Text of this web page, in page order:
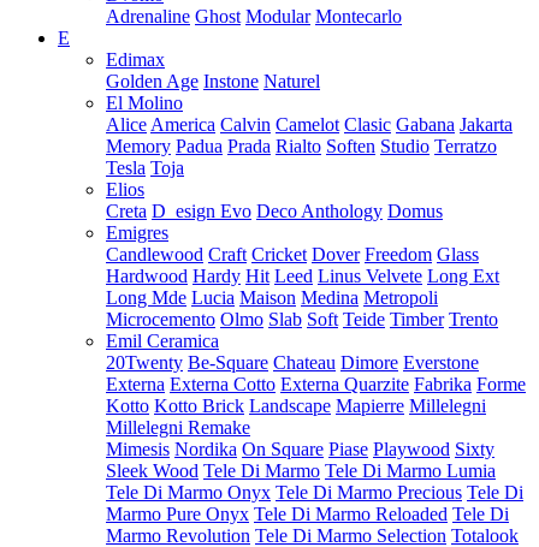
Adrenaline Ghost Modular Montecarlo
E
Edimax
Golden Age Instone Naturel
El Molino
Alice America Calvin Camelot Clasic Gabana Jakarta
Memory Padua Prada Rialto Soften Studio Terratzo
Tesla Toja
Elios
Creta D_esign Evo Deco Anthology Domus
Emigres
Candlewood Craft Cricket Dover Freedom Glass
Hardwood Hardy Hit Leed Linus Velvete Long Ext
Long Mde Lucia Maison Medina Metropoli
Microcemento Olmo Slab Soft Teide Timber Trento
Emil Ceramica
20Twenty Be-Square Chateau Dimore Everstone
Externa Externa Cotto Externa Quarzite Fabrika Forme
Kotto Kotto Brick Landscape Mapierre Millelegni
Millelegni Remake
Mimesis Nordika On Square Piase Playwood Sixty
Sleek Wood Tele Di Marmo Tele Di Marmo Lumia
Tele Di Marmo Onyx Tele Di Marmo Precious Tele Di
Marmo Pure Onyx Tele Di Marmo Reloaded Tele Di
Marmo Revolution Tele Di Marmo Selection Totalook